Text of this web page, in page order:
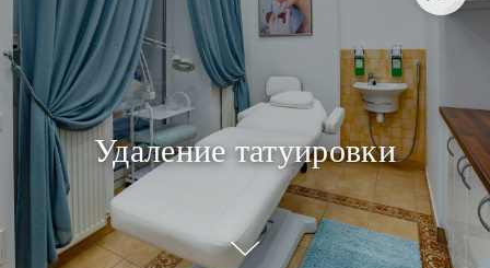
Удаление татуировки